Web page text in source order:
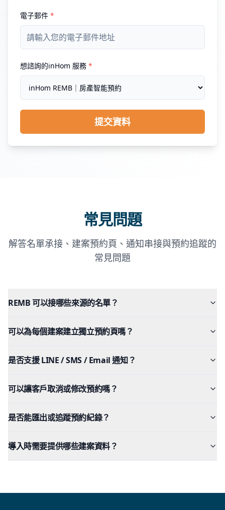
電子郵件 *
想諮詢的inHom 服務 *
提交資料
常見問題
解答名單承接、建案預約頁、通知串接與預約追蹤的
常見問題
REMB 可以接哪些來源的名單？
可以為每個建案建立獨立預約頁嗎？
是否支援 LINE / SMS / Email 通知？
可以讓客戶取消或修改預約嗎？
是否能匯出或追蹤預約紀錄？
導入時需要提供哪些建案資料？